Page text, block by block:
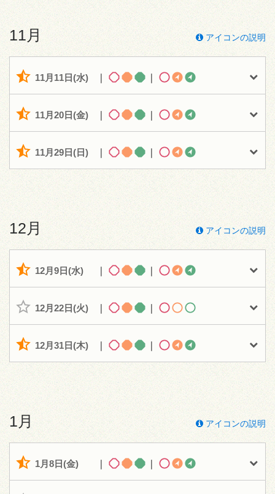
11月 アイコンの説明
11月11日(水)
11月20日(金)
11月29日(日)
12月 アイコンの説明
12月9日(水)
12月22日(火)
12月31日(木)
1月 アイコンの説明
1月8日(金)